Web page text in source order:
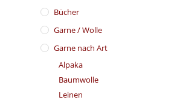
Bücher
Garne / Wolle
Garne nach Art
Alpaka
Baumwolle
Leinen